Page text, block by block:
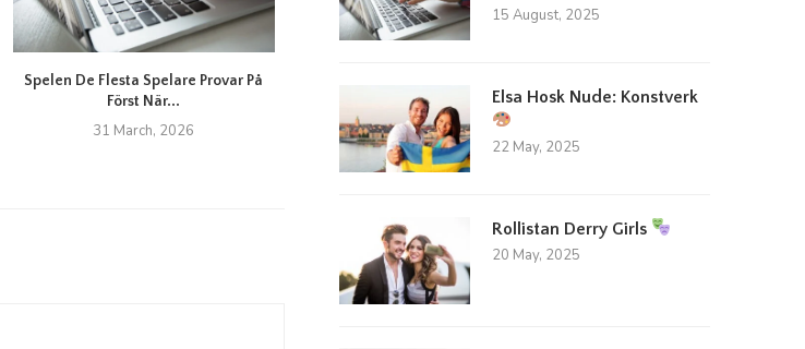
Spelen De Flesta Spelare Provar På
Först När...
31 March, 2026
nya investerare
23 March, 2026
spelare
15 August, 2025
Elsa Hosk Nude: Konstverk
22 May, 2025
Rollistan Derry Girls
20 May, 2025